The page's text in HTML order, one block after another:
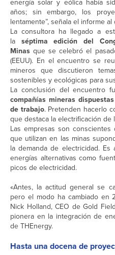
energía solar y eólica había
años; sin embargo, los
lentamente”, señala el informe
La consultora ha llegado a
la séptima edición del
Minas que se celebró el
(EEUU). En el encuentro se
mineros que discutieron
sostenibles y ecológicas para
La conclusión del encuentro
compañías mineras
de trabajo. Pretenden hacerlo
que destaca la electrificación
Las empresas son
que utilizan en las minas
la demanda de electricidad.
energías alternativas como
picos de electricidad.
«Antes, la actitud general se
pero el modo ha cambiado en
Nick Holland, CEO de Gold
pionera en la integración de
de THEnergy.
Hasta una docena de